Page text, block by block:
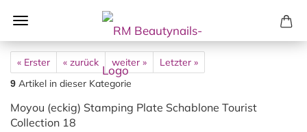
« Erster « zurück weiter » Letzter »
9 Artikel in dieser Kategorie
Moyou (eckig) Stamping Plate Schablone Tourist
Collection 18